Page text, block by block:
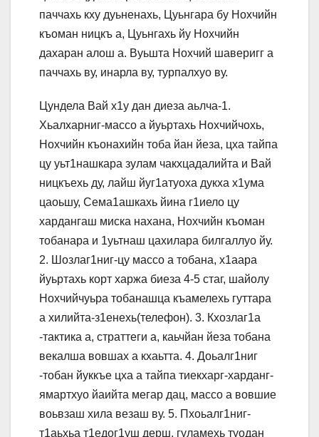
паччахь кху дуьненахь, Цуьнгара бу Нохчийн
къоман ницкъ а, Цуьнгахь йу Нохчийн
дахаран алош а. Вуьшта Нохчий шаверигг а
паччахь ву, инарла ву, турпалхуо ву.
Цундела Вай х1у дан диеза аьлча-1.
Хьалхарниг-массо а йуьртахь Нохчийчохь,
Нохчийн къонахийн тоба йан йеза, цха тайпа
цу уьт1нашкара зулам чакхцадалийта и Вай
ницкъехь ду, лайш йуг1атуоха дукха х1ума
цаоьшу, Сема1ашкахь йина г1иело цу
хардангаш миска нахана, Нохчийн къоман
тобанара и 1уьтнаш цахилара билгаллуо йу.
2. Шозлаг1ниг-цу массо а тобана, х1аара
йуьртахь корт харжа биеза 4-5 стаг, шайолу
Нохчийчуьра тобанашца къамелехь гуттара
а хилийта-з1енехь(телефон). 3. Кхозлаг1а
-тактика а, страттеги а, каьчйан йеза тобана
векалша вовшах а кхаьтта. 4. Доьалг1ниг
-тобан йуккъе цха а тайпа тиекхарг-харданг-
ямартхуо йаийта мегар дац, массо а вовшие
воьвзаш хила везаш ву. 5. Пхоьалг1ниг-
т1аьхьа т1едог1уш дерш, гуламехь туодан